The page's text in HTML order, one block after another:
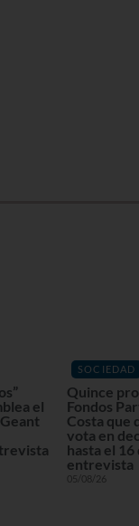
el
SOCIEDAD
Quince
Fondos
Costa que
vota en
hasta el 16
entrevista
05/08/26